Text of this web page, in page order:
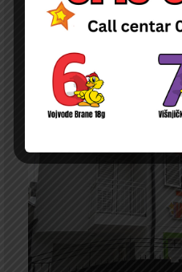
ODLUKA O PRAVU NA
PU ČIJI JE OSNIVAČ DURGO
GRADA